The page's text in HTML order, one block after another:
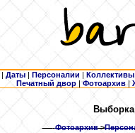
| Даты | Персоналии | Коллективы
Печатный двор |Фотоархив |
Фотоархив>